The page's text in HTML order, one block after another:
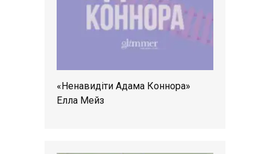
«Ненавидіти Адама Коннора»
Елла Мейз